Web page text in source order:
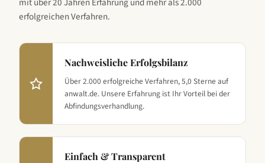
erfolgreichen Verfahren.
Nachweisliche Erfolgsbilanz
Über 2.000 erfolgreiche Verfahren, 5,0 Sterne auf
anwalt.de. Unsere Erfahrung ist Ihr Vorteil bei der
Abfindungsverhandlung.
Einfach & Transparent